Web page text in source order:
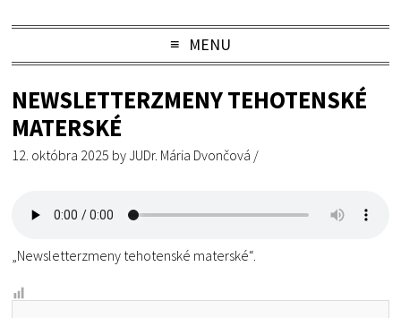
MENU
NEWSLETTERZMENY TEHOTENSKÉ
MATERSKÉ
12. októbra 2025 byJUDr. Mária Dvončová /
„Newsletterzmeny tehotenské materské“.